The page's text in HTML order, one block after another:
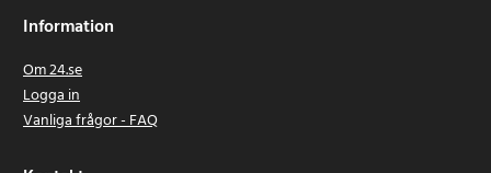
Information
Om 24.se
Logga in
Vanliga frågor - FAQ